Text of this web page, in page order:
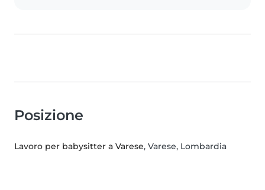
Posizione
Lavoro per babysitter a Varese, Varese, Lombardia